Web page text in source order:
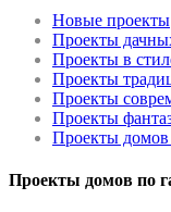
Новые проекты
Проекты
Проекты в
Проекты
Проекты
Проекты
Проекты домов
Проекты домов по